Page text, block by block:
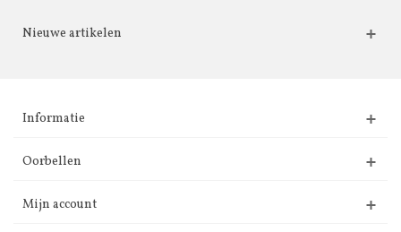
Nieuwe artikelen
Informatie
Oorbellen
Mijn account